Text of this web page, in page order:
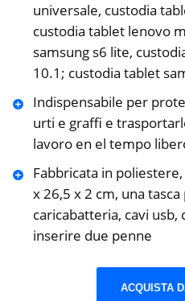
universale, custodia
custodia tablet lenovo
samsung s6 lite,
10.1; custodia tablet
Indispensabile per
urti e graffi e
lavoro en el tempo
Fabbricata in
x 26,5 x 2 cm, una
caricabatteria, cavi
inserire due penne
ACQUISTA